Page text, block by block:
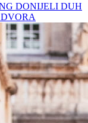
DONIJELI DUH